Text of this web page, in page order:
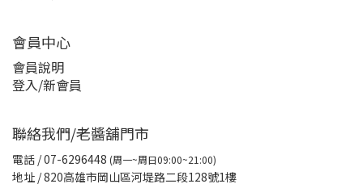
會員中心
會員說明
登入/新會員
聯絡我們/老醬舖門市
電話 / 07-6296448 (周一~周日09:00~21:00)
地址 / 820高雄市岡山區河堤路二段128號1樓